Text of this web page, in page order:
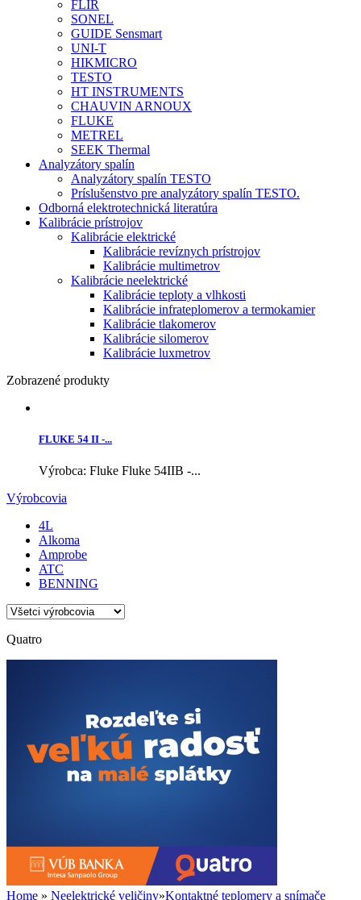
FLIR
SONEL
GUIDE Sensmart
UNI-T
HIKMICRO
TESTO
HT INSTRUMENTS
CHAUVIN ARNOUX
FLUKE
METREL
SEEK Thermal
Analyzátory spalín
Analyzátory spalín TESTO
Príslušenstvo pre analyzátory spalín TESTO.
Odborná elektrotechnická literatúra
Kalibrácie prístrojov
Kalibrácie elektrické
Kalibrácie revíznych prístrojov
Kalibrácie multimetrov
Kalibrácie neelektrické
Kalibrácie teploty a vlhkosti
Kalibrácie infrateplomerov a termokamier
Kalibrácie tlakomerov
Kalibrácie silomerov
Kalibrácie luxmetrov
Zobrazené produkty
FLUKE 54 II -...
Výrobca: Fluke Fluke 54IIB -...
Výrobcovia
4L
Alkoma
Amprobe
ATC
BENNING
Quatro
Home » Neelektrické veličiny»Kontaktné teplomery a snímače